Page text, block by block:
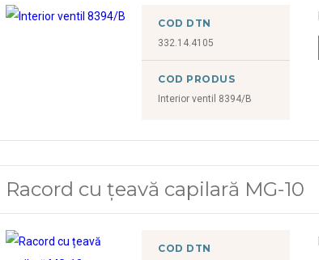
COD DTN
332.14.4105
COD PRODUS
Interior ventil 8394/B
Racord cu țeavă capilară MG-10
COD DTN